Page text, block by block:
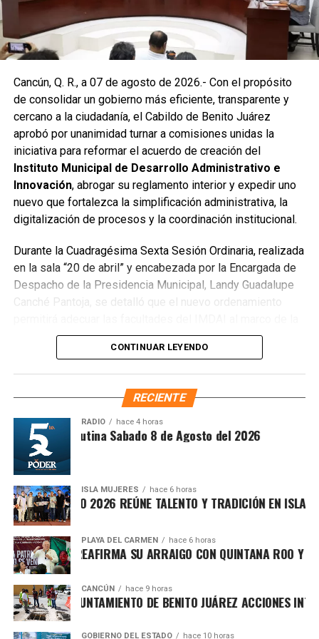
reconocido por la comunidad como una respuesta
oportuna del gobierno municipal.
se reconstruyó la losa de bóveda y se instaló una nueva
rejilla en un pozo dañado por el tránsito de vehículos
pesados. De manera simultánea, se recuperó un espacio
público utilizado como basurero clandestino, del cual se
han retirado aproximadamente 150 toneladas de
escombros, cacharros y desechos vegetales. Se estima
que el saneamiento concluirá en dos días.
Finalmente, las Unidades Verdes de SIRESOL Cancún
convertirse en punto de disposición ilegal de basura. El
Ayuntamiento exhortó a la ciudadanía a reportar estas
prácticas y sumarse al esfuerzo colectivo para mantener
un Cancún limpio y con prosperidad compartida.
Fuente: 5to Poder Agencia de Noticias
Recibe las noticias al instante
Cancún, Q. R., a 07 de agosto de 2026.- Con el propósito
de consolidar un gobierno más eficiente, transparente y
cercano a la ciudadanía, el Cabildo de Benito Juárez
aprobó por unanimidad turnar a comisiones unidas la
iniciativa para reformar el acuerdo de creación del
Instituto Municipal de Desarrollo Administrativo e
Innovación, abrogar su reglamento interior y expedir uno
nuevo que fortalezca la simplificación administrativa, la
digitalización de procesos y la coordinación institucional.
Durante la Cuadragésima Sexta Sesión Ordinaria, realizada
en la sala “20 de abril” y encabezada por la Encargada de
Despacho de la Presidencia Municipal, Landy Guadalupe
Canché Pantoja, se detalló que el nuevo ordenamiento
Ley Nacional para Eliminar Trámites Burocráticos
mediante la instauración de la Autoridad Municipal de
Simplificación y Digitalización. Con ello, se busca agilizar
trámites, reducir cargas administrativas y mejorar la
Asimismo, el cuerpo cabildar avaló por mayoría turnar a
CONTINUAR LEYENDO
RECIENTE
RADIO hace 4 horas
Síntesis Matutina Sabado 8 de Agosto del 2026
ISLA MUJERES hace 6 horas
ISLEÑO 2026 REÚNE TALENTO Y TRADICIÓN EN ISLA
PLAYA DEL CARMEN hace 6 horas
MARÍN REAFIRMA SU ARRAIGO CON QUINTANA ROO Y
CANCÚN hace 9 horas
AYUNTAMIENTO DE BENITO JUÁREZ ACCIONES
GOBIERNO DEL ESTADO hace 10 horas